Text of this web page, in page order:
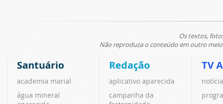
Os textos,
Não reproduza o conteúdo em outro
Santuário
academia marial
água mineral
Redação
aplicativo aparecida
campanha da
TV